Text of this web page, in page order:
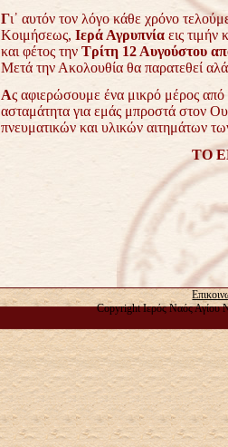
Γι᾿ αυτόν τον λόγο κάθε χρόνο
Κοιμήσεως, Ιερά Αγρυπνία εις
και φέτος την Τρίτη 12 Αυγούστου
Μετά την Ακολουθία θα παρατεθεί
Ας αφιερώσουμε ένα μικρό μέρος από
ασταμάτητα για εμάς μπροστά στον
πνευματικών και υλικών αιτημάτων
ΤΟ
Copyright Ιερός Ναός Αγίου